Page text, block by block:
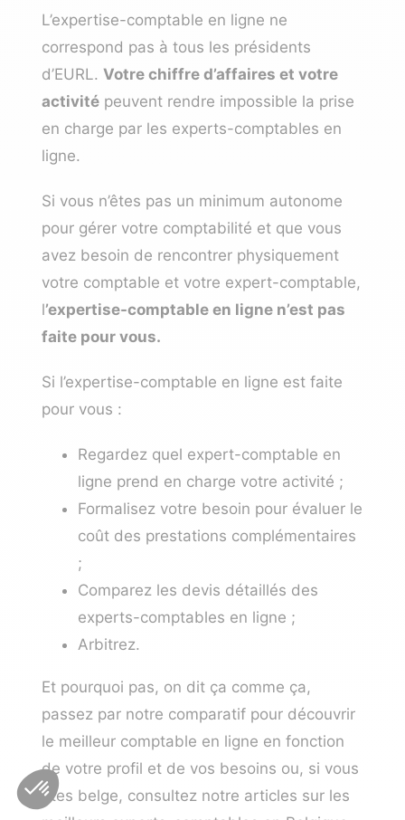
L’expertise-comptable en ligne ne
correspond pas à tous les présidents
d’EURL. Votre chiffre d’affaires et votre
activité peuvent rendre impossible la prise
en charge par les experts-comptables en
ligne.
Si vous n’êtes pas un minimum autonome
pour gérer votre comptabilité et que vous
avez besoin de rencontrer physiquement
votre comptable et votre expert-comptable,
l’expertise-comptable en ligne n’est pas
faite pour vous.
Si l’expertise-comptable en ligne est faite
pour vous :
Regardez quel expert-comptable en
ligne prend en charge votre activité ;
Formalisez votre besoin pour évaluer le
coût des prestations complémentaires
;
Comparez les devis détaillés des
experts-comptables en ligne ;
Arbitrez.
Et pourquoi pas, on dit ça comme ça,
passez par notre comparatif pour découvrir
le meilleur comptable en ligne en fonction
de votre profil et de vos besoins ou, si vous
êtes belge, consultez notre articles sur les